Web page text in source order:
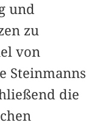
und
zu
von
Steinmanns
die